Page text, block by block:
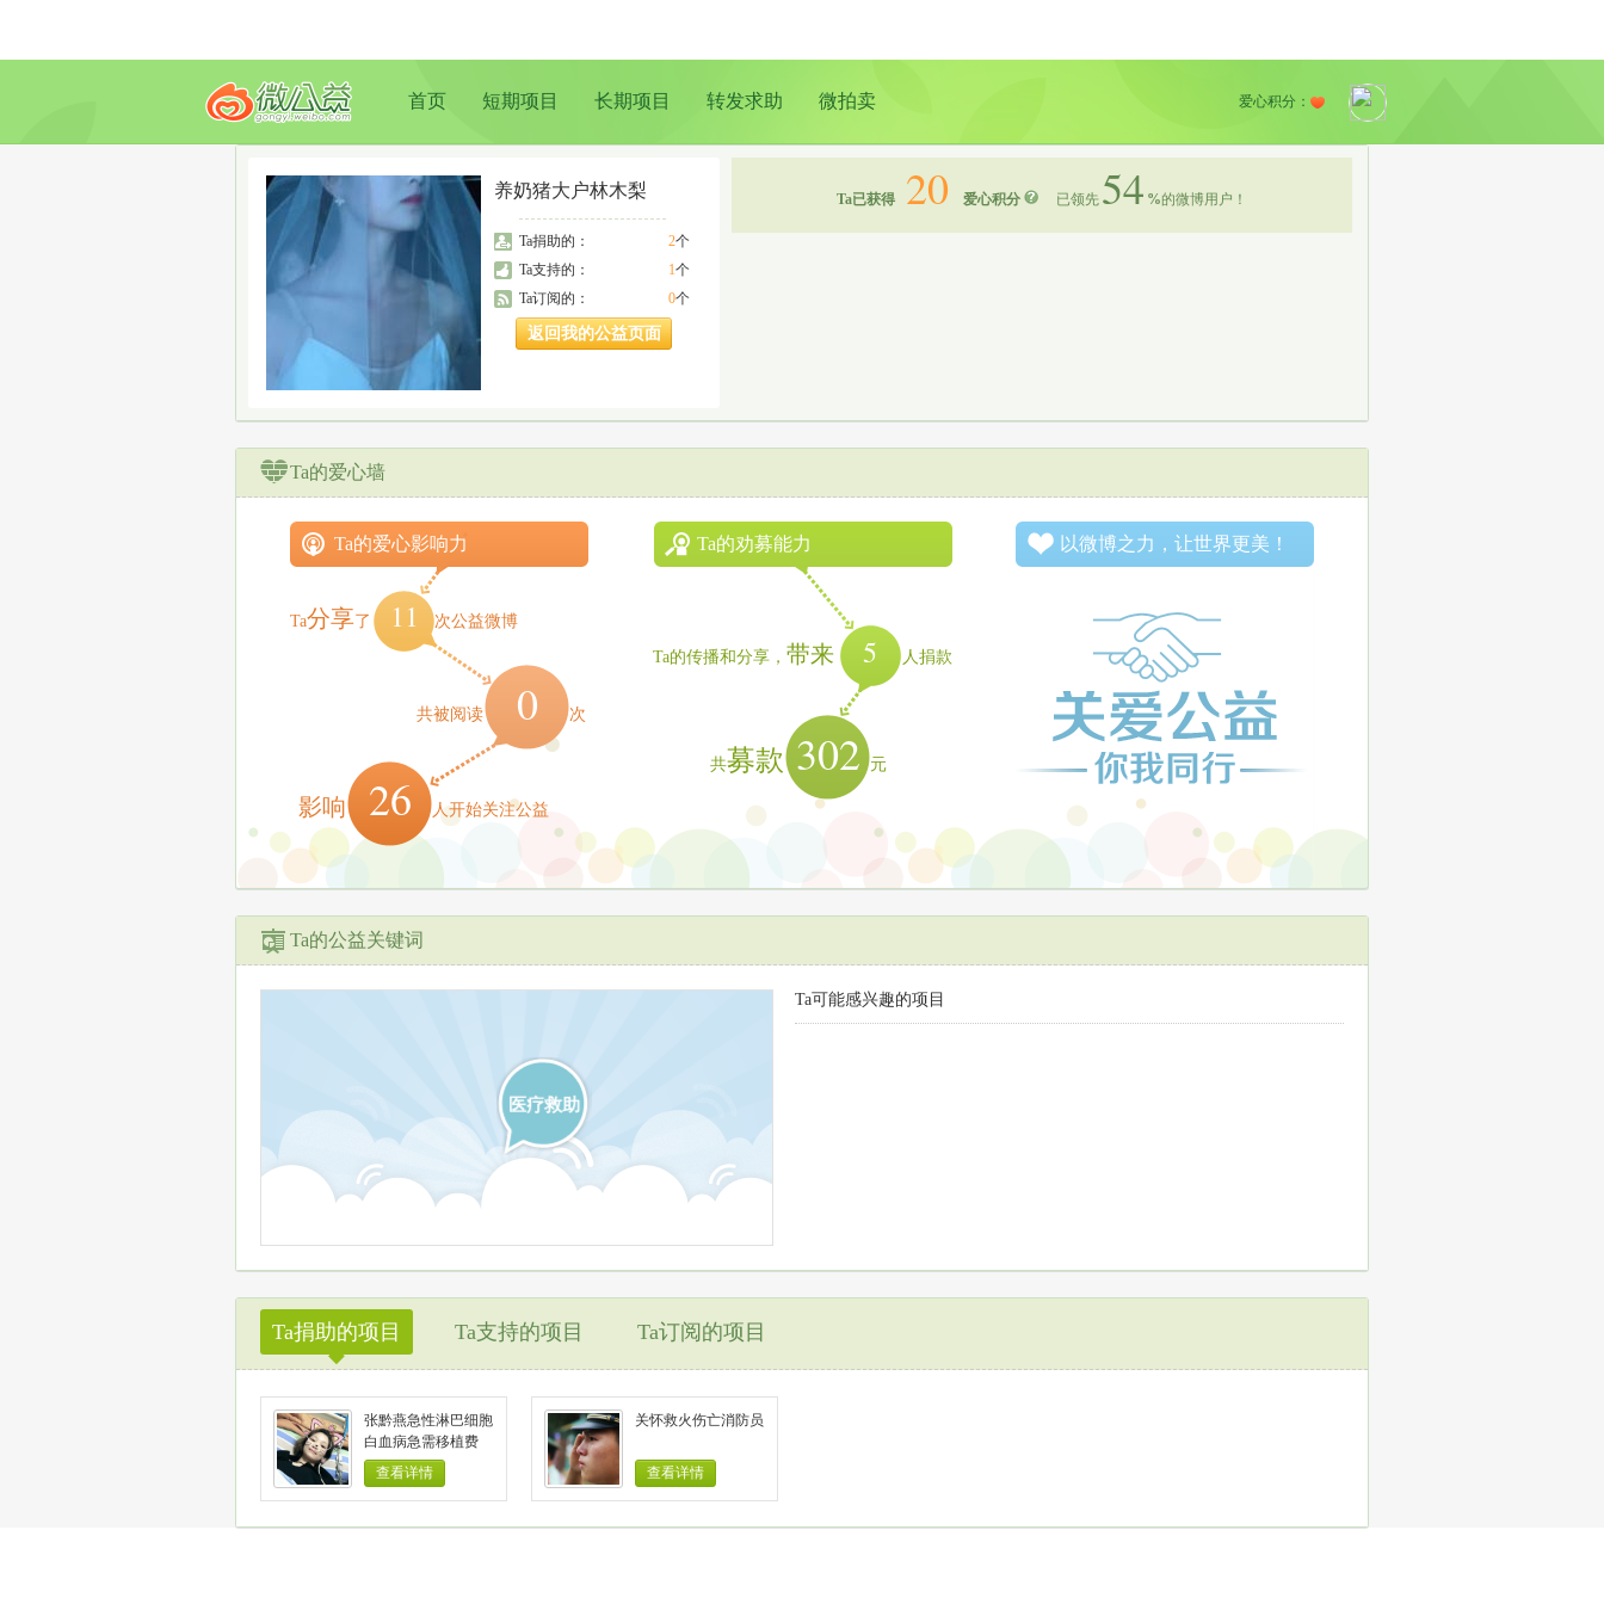
首页 短期项目 长期项目 转发求助 微拍卖 爱心积分：
养奶猪大户林木梨
2个
Ta捐助的：
1个
Ta支持的：
0个
Ta订阅的：
返回我的公益页面
Ta已获得 20 爱心积分 已领先 54 %的微博用户！
Ta的爱心墙
Ta的爱心影响力
Ta分享了 11 次公益微博
共被阅读 0 次
影响 26 人开始关注公益
Ta的劝募能力
Ta的传播和分享， 带来 5 人捐款
共募款 302 元
以微博之力，让世界更美！
Ta的公益关键词
医疗救助
Ta可能感兴趣的项目
Ta捐助的项目
◆
Ta支持的项目 Ta订阅的项目
张黔燕急性淋巴细胞
白血病急需移植费
查看详情
关怀救火伤亡消防员
查看详情